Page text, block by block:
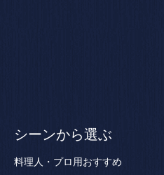
シーンから選ぶ
料理人・プロ用おすすめ